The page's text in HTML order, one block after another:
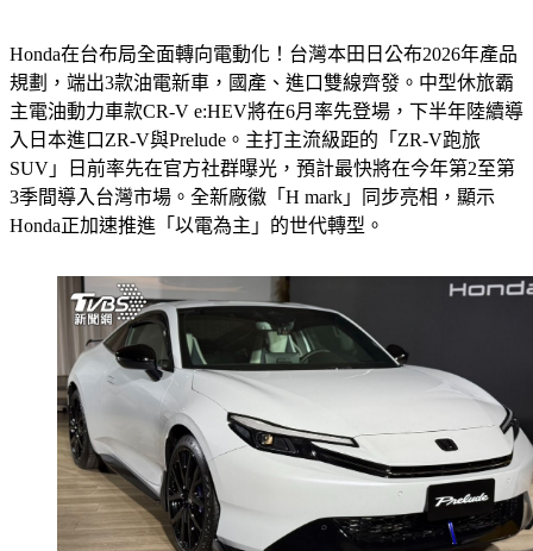
Honda在台布局全面轉向電動化！台灣本田日公布2026年產品
規劃，端出3款油電新車，國產、進口雙線齊發。中型休旅霸
主電油動力車款CR-V e:HEV將在6月率先登場，下半年陸續導
入日本進口ZR-V與Prelude。主打主流級距的「ZR-V跑旅
SUV」日前率先在官方社群曝光，預計最快將在今年第2至第
3季間導入台灣市場。全新廠徽「H mark」同步亮相，顯示
Honda正加速推進「以電為主」的世代轉型。